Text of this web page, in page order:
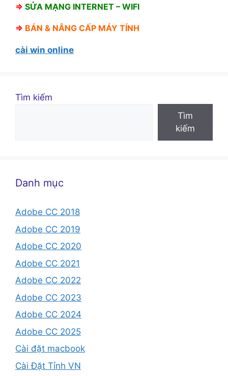
⇒ SỬA MẠNG INTERNET – WIFI
⇒ BÁN & NÂNG CẤP MÁY TÍNH
cài win online
Tìm kiếm
Tìm
kiếm
Danh mục
Adobe CC 2018
Adobe CC 2019
Adobe CC 2020
Adobe CC 2021
Adobe CC 2022
Adobe CC 2023
Adobe CC 2024
Adobe CC 2025
Cài đặt macbook
Cài Đặt Tỉnh VN